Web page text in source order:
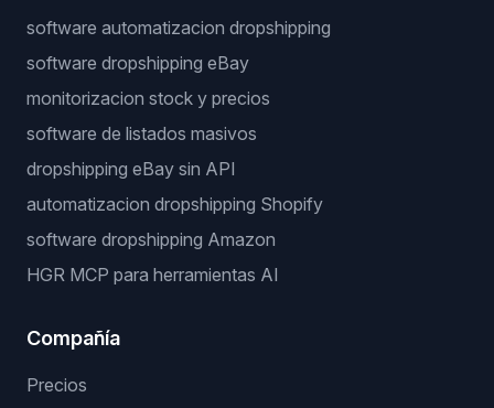
software automatizacion dropshipping
software dropshipping eBay
monitorizacion stock y precios
software de listados masivos
dropshipping eBay sin API
automatizacion dropshipping Shopify
software dropshipping Amazon
HGR MCP para herramientas AI
Compañía
Precios